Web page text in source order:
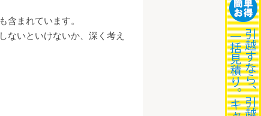
含まれています。
ないといけないか、深く考え